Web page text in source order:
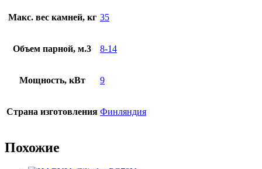
Макс. вес камней, кг 35
Объем парной, м.3 8-14
Мощность, кВт 9
Страна изготовления Финляндия
Похожие